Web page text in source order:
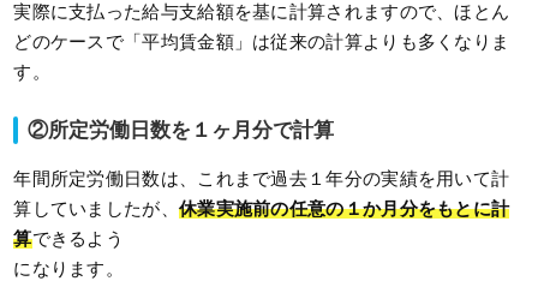
実際に支払った給与支給額を基に計算されますので、ほとん
どのケースで「平均賃金額」は従来の計算よりも多くなりま
す。
②所定労働日数を１ヶ月分で計算
年間所定労働日数は、これまで過去１年分の実績を用いて計
算していましたが、 休業実施前の任意の１か月分をもとに計
算できるよう
になります。